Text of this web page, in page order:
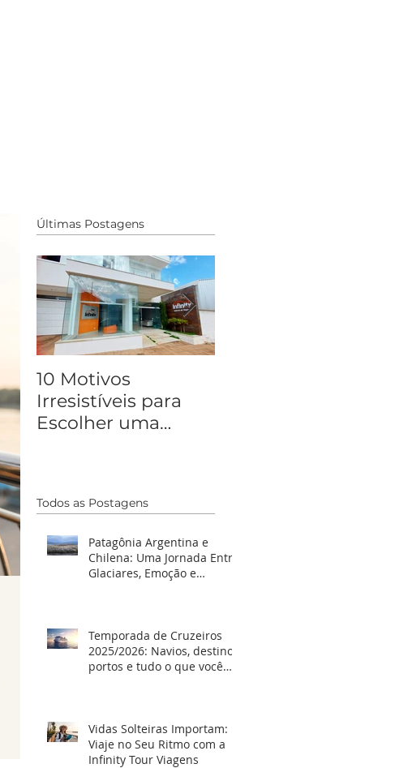
Últimas Postagens
10 Motivos
Irresistíveis para
Escolher uma
Todos as Postagens
Patagônia Argentina e
Chilena: Uma Jornada Entre
Glaciares, Emoção e
Temporada de Cruzeiros
2025/2026: Navios, destinos,
portos e tudo o que você
Vidas Solteiras Importam:
Viaje no Seu Ritmo com a
Infinity Tour Viagens